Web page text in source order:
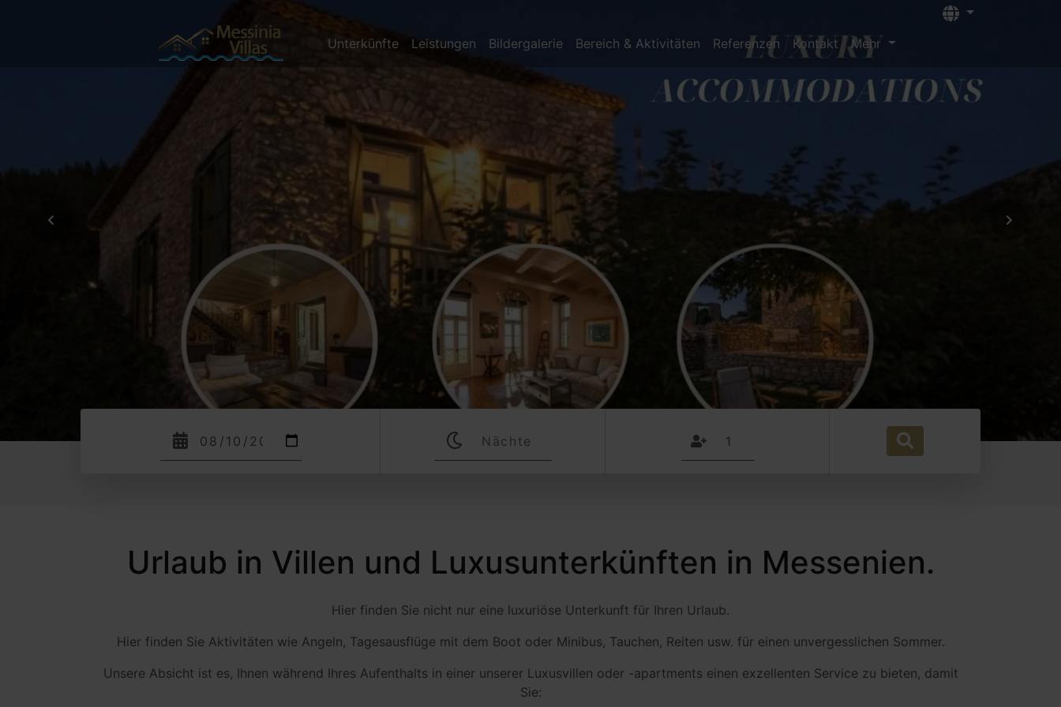
Languages
Unterkünfte
Leistungen Bildergalerie Bereich & Aktivitäten Referenzen Kontakt Mehr
Previous Next
Book now
Urlaub in Villen und Luxusunterkünften in Messenien.
Hier finden Sie nicht nur eine luxuriöse Unterkunft für Ihren Urlaub.
Hier finden Sie Aktivitäten wie Angeln, Tagesausflüge mit dem Boot oder Minibus, Tauchen, Reiten usw. für einen unvergesslichen Sommer.
Unsere Absicht ist es, Ihnen während Ihres Aufenthalts in einer unserer Luxusvillen oder -apartments einen exzellenten Service zu bieten, damit
Sie: